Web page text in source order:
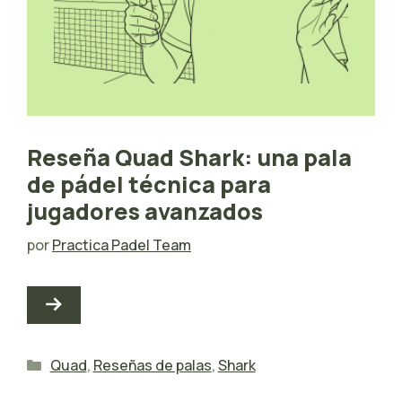
Reseña Quad Shark: una pala
de pádel técnica para
jugadores avanzados
porPractica Padel Team
Categorías
Quad, Reseñas de palas,Shark